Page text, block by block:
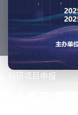
科研项目申报